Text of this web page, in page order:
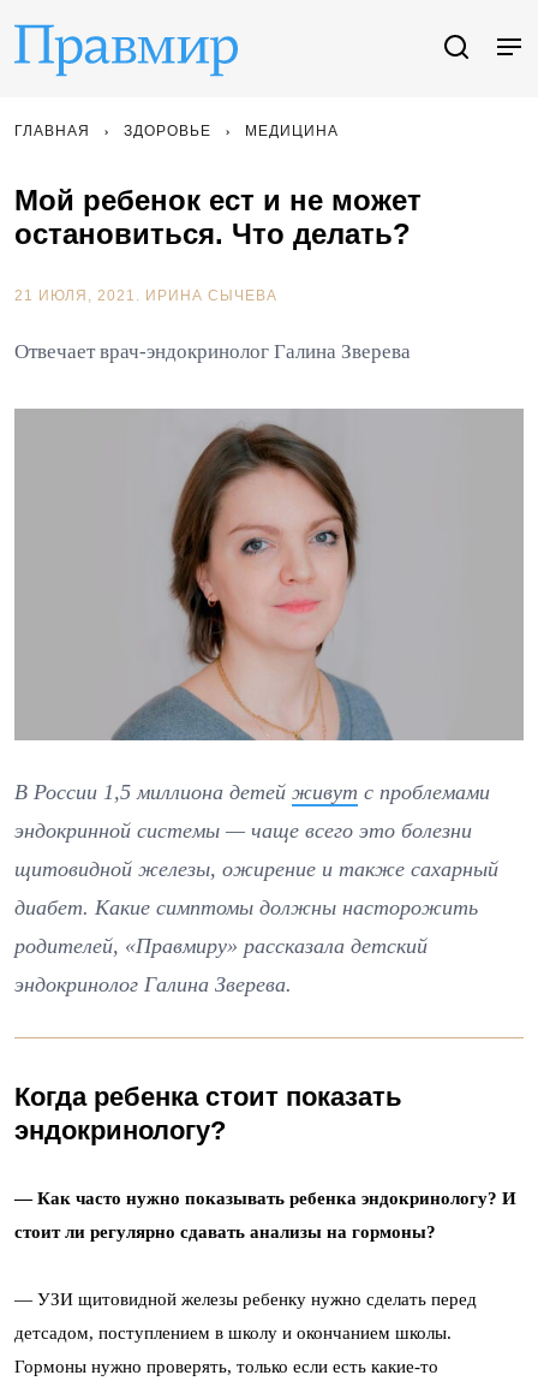
ГЛАВНАЯ ЗДОРОВЬЕ МЕДИЦИНА
Мой ребенок ест и не может
остановиться. Что делать?
21 ИЮЛЯ, 2021. ИРИНА СЫЧЕВА
Отвечает врач-эндокринолог Галина Зверева
В России 1,5 миллиона детей живут с проблемами
эндокринной системы — чаще всего это болезни
щитовидной железы, ожирение и также сахарный
диабет. Какие симптомы должны насторожить
родителей, «Правмиру» рассказала детский
эндокринолог Галина Зверева.
Когда ребенка стоит показать
эндокринологу?
— Как часто нужно показывать ребенка эндокринологу? И
стоит ли регулярно сдавать анализы на гормоны?
— УЗИ щитовидной железы ребенку нужно сделать перед
детсадом, поступлением в школу и окончанием школы.
Гормоны нужно проверять, только если есть какие-то